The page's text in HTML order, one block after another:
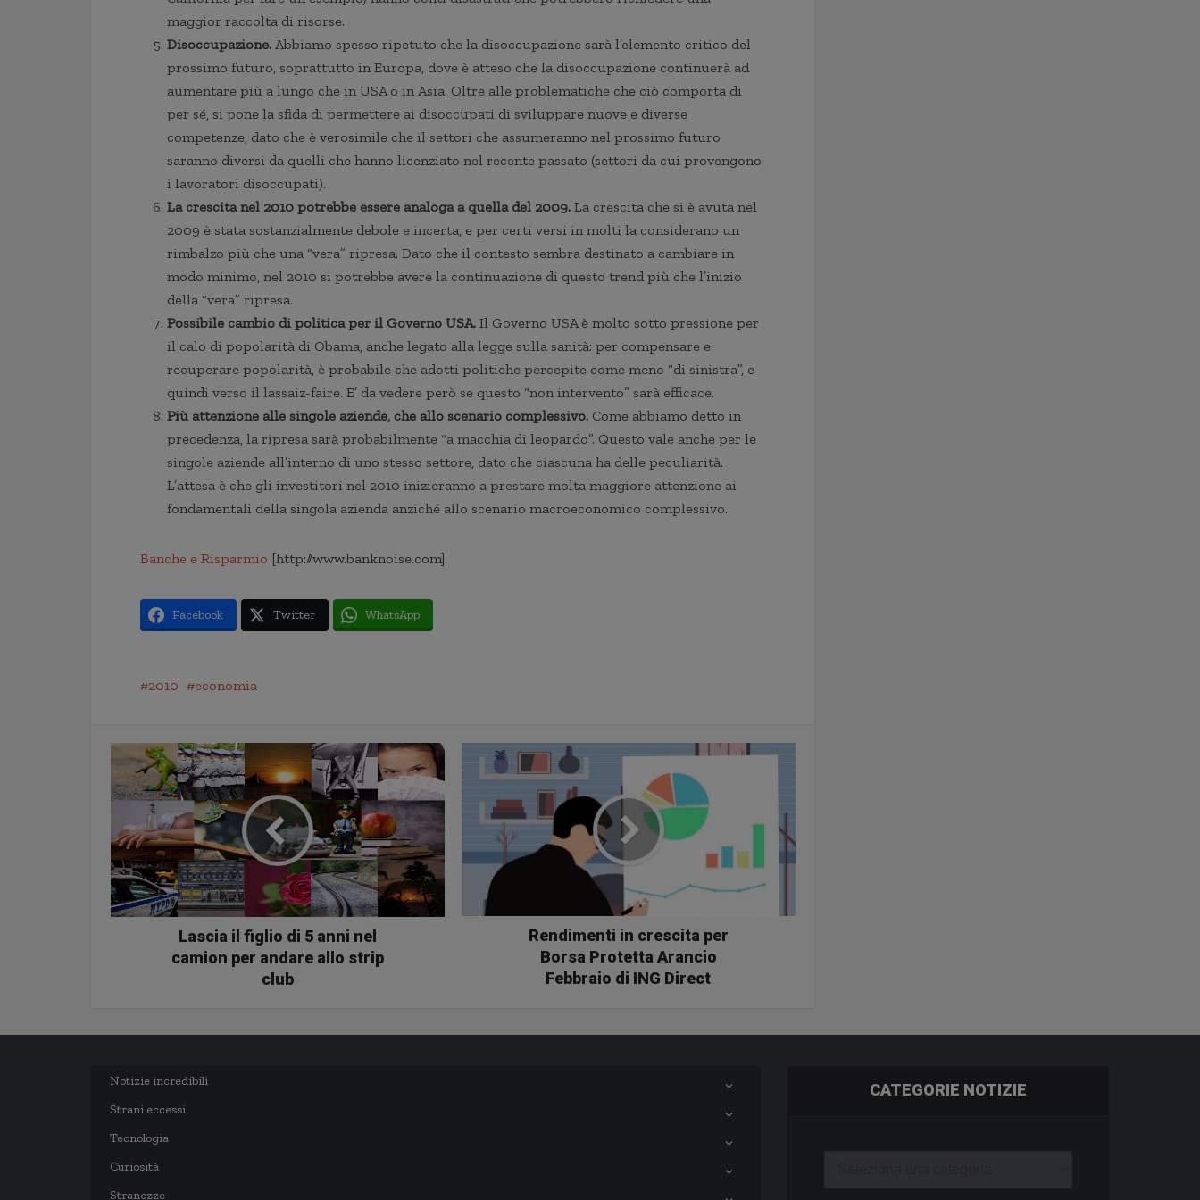
maggior raccolta di risorse.
Disoccupazione. Abbiamo spesso ripetuto che la disoccupazione sarà l’elemento critico del
prossimo futuro, soprattutto in Europa, dove è atteso che la disoccupazione continuerà ad
aumentare più a lungo che in USA o in Asia. Oltre alle problematiche che ciò comporta di
per sé, si pone la sfida di permettere ai disoccupati di sviluppare nuove e diverse
competenze, dato che è verosimile che il settori che assumeranno nel prossimo futuro
saranno diversi da quelli che hanno licenziato nel recente passato (settori da cui provengono
i lavoratori disoccupati).
La crescita nel 2010 potrebbe essere analoga a quella del 2009. La crescita che si è avuta nel
2009 è stata sostanzialmente debole e incerta, e per certi versi in molti la considerano un
rimbalzo più che una “vera” ripresa. Dato che il contesto sembra destinato a cambiare in
modo minimo, nel 2010 si potrebbe avere la continuazione di questo trend più che l’inizio
della “vera” ripresa.
Possibile cambio di politica per il Governo USA. Il Governo USA è molto sotto pressione per
il calo di popolarità di Obama, anche legato alla legge sulla sanità: per compensare e
recuperare popolarità, è probabile che adotti politiche percepite come meno “di sinistra”, e
quindi verso il lassaiz-faire. E’ da vedere però se questo “non intervento” sarà efficace.
Più attenzione alle singole aziende, che allo scenario complessivo. Come abbiamo detto in
precedenza, la ripresa sarà probabilmente “a macchia di leopardo”. Questo vale anche per le
singole aziende all’interno di uno stesso settore, dato che ciascuna ha delle peculiarità.
L’attesa è che gli investitori nel 2010 inizieranno a prestare molta maggiore attenzione ai
fondamentali della singola azienda anziché allo scenario macroeconomico complessivo.
Banche e Risparmio [http://www.banknoise.com]
Facebook Twitter WhatsApp
2010 economia
Lascia il figlio di 5 anni nel
camion per andare allo strip
club
Rendimenti in crescita per
Borsa Protetta Arancio
Febbraio di ING Direct
Notizie incredibili
Strani eccessi
Tecnologia
Curiosità
Stranezze
CATEGORIE NOTIZIE